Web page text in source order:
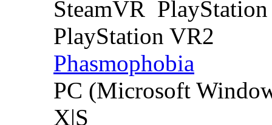
SteamVR
PlayStation VR2
Phasmophobia
PC (Microsoft